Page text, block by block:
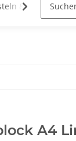
& Malen
A4